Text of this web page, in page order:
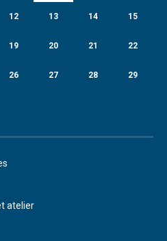
12 13 14 15
19 20 21 22
26 27 28 29
atelier